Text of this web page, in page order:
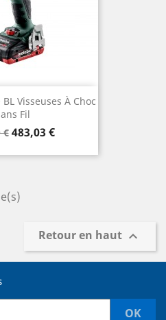
BL Visseuses À Choc
Fil
€ Prix
483,03 €
Retour en haut 